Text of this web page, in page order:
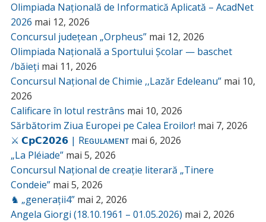
Olimpiada Națională de Informatică Aplicată – AcadNet
2026 mai 12, 2026
Concursul județean „Orpheus” mai 12, 2026
Olimpiada Națională a Sportului Școlar — baschet
/băieți mai 11, 2026
Concursul Național de Chimie ,,Lazăr Edeleanu” mai 10,
2026
Calificare în lotul restrâns mai 10, 2026
Sărbătorim Ziua Europei pe Calea Eroilor! mai 7, 2026
⚔️ 𝗖𝗽𝗖𝟮𝟬𝟮𝟲 | Rᴇɢᴜʟᴀᴍᴇɴᴛ mai 6, 2026
„La Pléiade” mai 5, 2026
Concursul Național de creație literară „Tinere
Condeie” mai 5, 2026
♞ „generații4” mai 2, 2026
Angela Giorgi (18.10.1961 – 01.05.2026) mai 2, 2026